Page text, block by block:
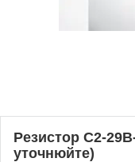
Резистор С2-
уточнюйте)